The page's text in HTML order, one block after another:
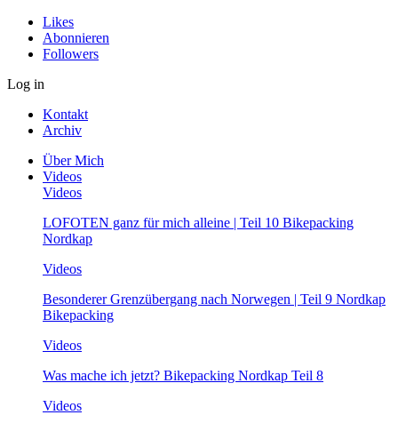
Likes
Abonnieren
Followers
Log in
Kontakt
Archiv
Über Mich
Videos
Videos
LOFOTEN ganz für mich alleine | Teil 10 Bikepacking
Nordkap
Videos
Besonderer Grenzübergang nach Norwegen | Teil 9 Nordkap
Bikepacking
Videos
Was mache ich jetzt? Bikepacking Nordkap Teil 8
Videos